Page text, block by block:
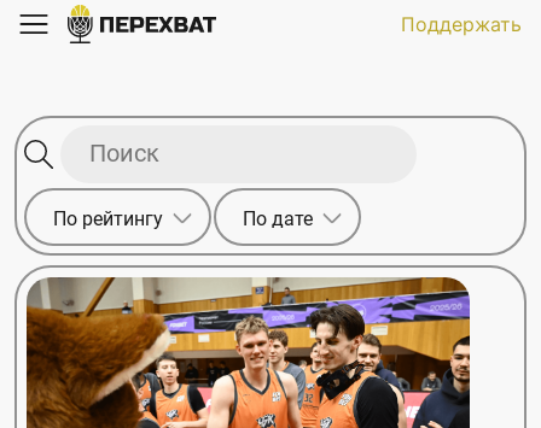
Поддержать
По рейтингу По дате